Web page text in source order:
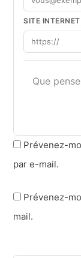
SITE INTERNET
Prévenez-
par e-mail.
Prévenez-
mail.